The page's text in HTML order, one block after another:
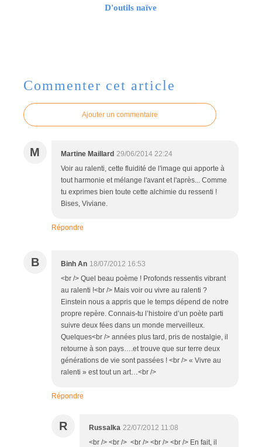
D'outils naïve
Commenter cet article
Ajouter un commentaire
M Martine Maillard 29/06/2014 22:24
Voir au ralenti, cette fluidité de l'image qui apporte à
tout harmonie et mélange l'avant et l'après... Comme
tu exprimes bien toute cette alchimie du ressenti !
Bises, Viviane.
Répondre
B Binh An 18/07/2012 16:53
<br /> Quel beau poème ! Profonds ressentis vibrant
au ralenti !<br /> Mais voir ou vivre au ralenti ?
Einstein nous a appris que le temps dépend de notre
propre repère. Connais-tu l’histoire d’un poète parti
suivre deux fées dans un monde merveilleux.
Quelques<br /> années plus tard, pris de nostalgie, il
retourne à son pays….et trouve que sur terre deux
générations de vie sont passées ! <br /> « Vivre au
ralenti » est tout un art…<br />
Répondre
R Russalka 22/07/2012 11:08
<br /> <br /> <br /> <br /> <br /> En fait, il